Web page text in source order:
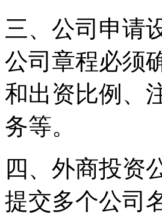
三、公司申请
公司章程必须
和出资比例、
务等。
四、外商投资
提交多个公司